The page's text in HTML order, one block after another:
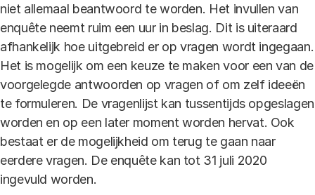
niet allemaal beantwoord te worden. Het invullen van
enquête neemt ruim een uur in beslag. Dit is uiteraard
afhankelijk hoe uitgebreid er op vragen wordt ingegaan.
Het is mogelijk om een keuze te maken voor een van de
voorgelegde antwoorden op vragen of om zelf ideeën
te formuleren. De vragenlijst kan tussentijds opgeslagen
worden en op een later moment worden hervat. Ook
bestaat er de mogelijkheid om terug te gaan naar
eerdere vragen. De enquête kan tot 31 juli 2020
ingevuld worden.